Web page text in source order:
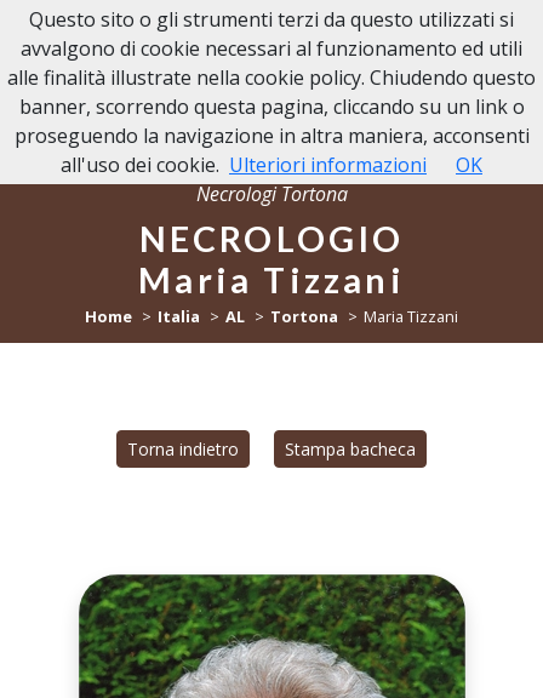
NECROLOGI TORTONA
Necrologi Tortona
NECROLOGIO
Maria Tizzani
Home Italia AL Tortona Maria Tizzani
Torna indietro Stampa bacheca
Questo sito o gli strumenti terzi da questo utilizzati si
avvalgono di cookie necessari al funzionamento ed utili
alle finalità illustrate nella cookie policy. Chiudendo questo
banner, scorrendo questa pagina, cliccando su un link o
proseguendo la navigazione in altra maniera, acconsenti
all'uso dei cookie. Ulteriori informazioni OK